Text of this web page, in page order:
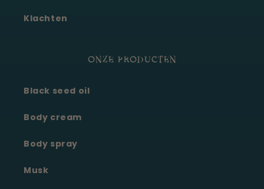
Klachten
ONZE PRODUCTEN
Black seed oil
Body cream
Body spray
Musk